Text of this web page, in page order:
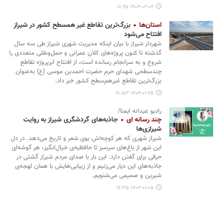
۱۴۰۴-۰۲-۰۲ ۱۶:۲۵
استان‌ها
بزرگ‌ترین تقاطع غیر همسطح کشور در شیراز
افتتاح می‌شود
شهردار شیراز با بیان اینکه مدیریت شهری شیراز طی سه سال
گذشته تا کنون پروژه‌های کلانِ عمرانی و حمل‌ونقلی متعددی را
شروع و به سرانجام رسانده است، از افتتاح ابرپروژه تقاطع
چندسطحی شهدای حرم حضرت احمدبن موسی (ع) به‌عنوان
بزرگ‌ترین تقاطع غیرهم‌سطح کشور خبر داد.
۱۴۰۴-۰۱-۲۵ ۲۰:۵۳
رادیو عیدانه ایمنا/
چند رسانه ای
جاذبه‌های گردشگری شیراز به روایت
شیرازی‌ها
شیراز شهری که هر کوچه‌اش بوی شعر و تاریخ می‌دهد. در دل
این شهر از باغ‌های سرسبز تا حافظیه‌ی خیال‌انگیز، هر گوشه‌ای
حرفی برای گفتن دارد. این بار با صدای مردم شیراز گشتی در
جاذبه‌های این دیار می‌زنیم و از زیبایی‌هایش با همان لهجه‌ی
شیرین و صمیمی می‌شنویم.
۱۴۰۴-۰۱-۰۵ ۱۶:۳۵